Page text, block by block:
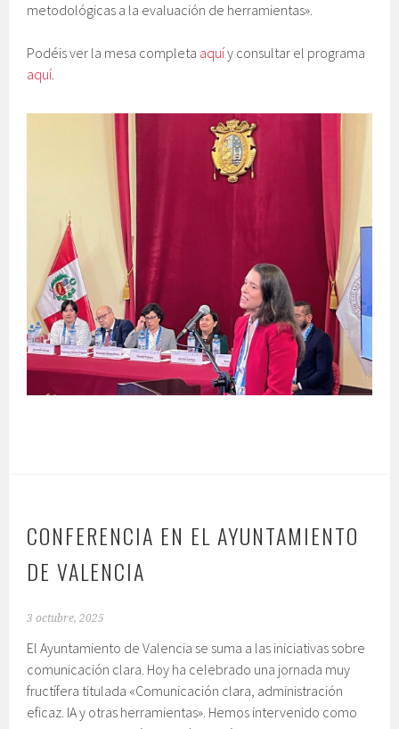
metodológicas a la evaluación de herramientas».
Podéis ver la mesa completa aquíy consultar el programa
aquí.
CONFERENCIA EN EL AYUNTAMIENTO
DE VALENCIA
3 octubre, 2025
El Ayuntamiento de Valencia se suma a las iniciativas sobre
comunicación clara. Hoy ha celebrado una jornada muy
fructífera titulada «Comunicación clara, administración
eficaz. IA y otras herramientas». Hemos intervenido como